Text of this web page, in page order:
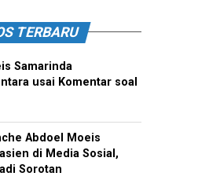
TERBARU
Samarinda
usai Komentar soal
Abdoel Moeis
di Media Sosial,
Sorotan